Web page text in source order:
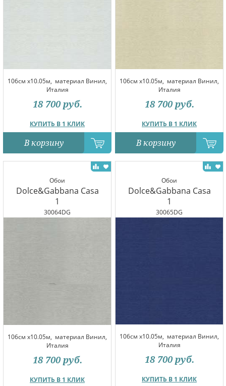
106см x10.05м, материал Винил,
Италия
КУПИТЬ В 1 КЛИК
18 700 руб.
В корзину
106см x10.05м, материал Винил,
Италия
КУПИТЬ В 1 КЛИК
18 700 руб.
В корзину
Обои
Dolce&Gabbana Casa
1
30064DG
106см x10.05м, материал Винил,
Италия
КУПИТЬ В 1 КЛИК
18 700 руб.
Обои
Dolce&Gabbana Casa
1
30065DG
106см x10.05м, материал Винил,
Италия
КУПИТЬ В 1 КЛИК
18 700 руб.